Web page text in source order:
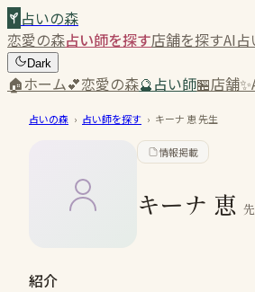
占いの森
恋愛の森占い師を探す店舗を探すAI占
Dark
🏠ホーム💕恋愛の森🔮占い師🏪店舗✨
占いの森 › 占い師を探す › キーナ 恵先生
情報掲載
キーナ 恵
紹介